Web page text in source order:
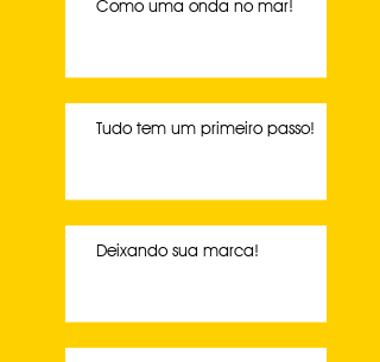
Como uma onda no mar!
Tudo tem um primeiro passo!
Deixando sua marca!